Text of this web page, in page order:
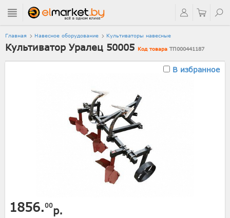
Главная Навесное оборудование Культиваторы навесные
Культиватор Уралец 50005 Код товара ТП000441187
В избранное
1856.00р.